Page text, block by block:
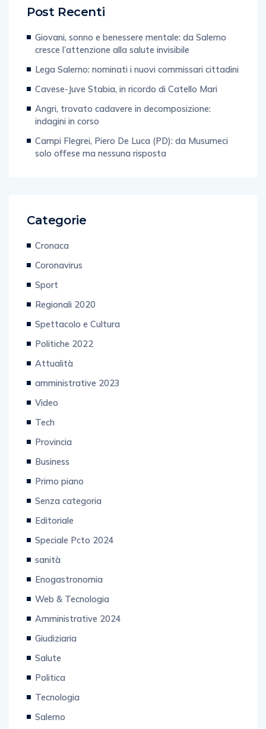
Post Recenti
Giovani, sonno e benessere mentale: da Salerno
cresce l’attenzione alla salute invisibile
Lega Salerno: nominati i nuovi commissari cittadini
Cavese-Juve Stabia, in ricordo di Catello Mari
Angri, trovato cadavere in decomposizione:
indagini in corso
Campi Flegrei, Piero De Luca (PD): da Musumeci
solo offese ma nessuna risposta
Categorie
Cronaca
Coronavirus
Sport
Regionali 2020
Spettacolo e Cultura
Politiche 2022
Attualità
amministrative 2023
Video
Tech
Provincia
Business
Primo piano
Senza categoria
Editoriale
Speciale Pcto 2024
sanità
Enogastronomia
Web & Tecnologia
Amministrative 2024
Giudiziaria
Salute
Politica
Tecnologia
Salerno